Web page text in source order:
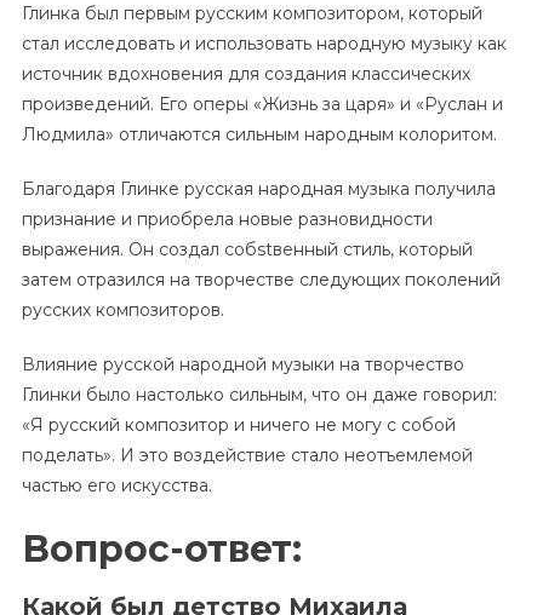
Глинка был первым русским композитором, который
стал исследовать и использовать народную музыку как
источник вдохновения для создания классических
произведений. Его оперы «Жизнь за царя» и «Руслан и
Людмила» отличаются сильным народным колоритом.
Благодаря Глинке русская народная музыка получила
признание и приобрела новые разновидности
выражения. Он создал собstвенный стиль, который
затем отразился на творчестве следующих поколений
русских композиторов.
Влияние русской народной музыки на творчество
Глинки было настолько сильным, что он даже говорил:
«Я русский композитор и ничего не могу с собой
поделать». И это воздействие стало неотъемлемой
частью его искусства.
Вопрос-ответ:
Какой был детство Михаила